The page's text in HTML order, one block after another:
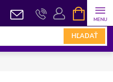
HĽADAŤ
KOŠÍK